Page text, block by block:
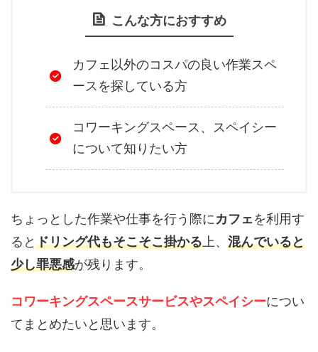
こんな方におすすめ
カフェ以外のコスパの良い作業スペ
ースを探している方
コワーキングスペース、スペイシー
について知りたい方
ちょっとした作業や仕事を行う際にカフェを利用す
るとドリング代もそこそこ掛かる 上、 混んでいると
少し罪悪感が残ります。
コワーキングスペースサービスやスペイシーについ
てまとめたいと思います。